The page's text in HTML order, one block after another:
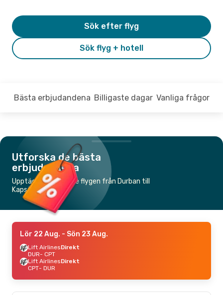
Sök flyg + hotell
Sök efter flyg
Bästa erbjudandena Billigaste dagar Vanliga frågor
Utforska de bästa
erbjudandena
Upptäck de billigaste flygen från Durban till
Kapstaden
Lör 22 Aug. - Sön 23 Aug.
Lift AirlinesDirekt
DUR- CPT
Lift AirlinesDirekt
CPT- DUR